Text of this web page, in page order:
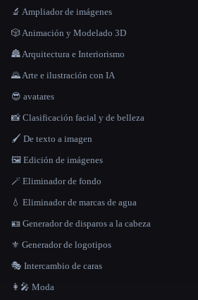
🔬 Ampliador de imágenes
🎲 Animación y Modelado 3D
🏯 Arquitectura e Interiorismo
🌄 Arte e ilustración con IA
😎 avatares
📸 Clasificación facial y de belleza
🖌️ De texto a imagen
🖼️ Edición de imágenes
🪄 Eliminador de fondo
💧 Eliminador de marcas de agua
🪪 Generador de disparos a la cabeza
⚜️ Generador de logotipos
🎭 Intercambio de caras
👩‍🎤 Moda